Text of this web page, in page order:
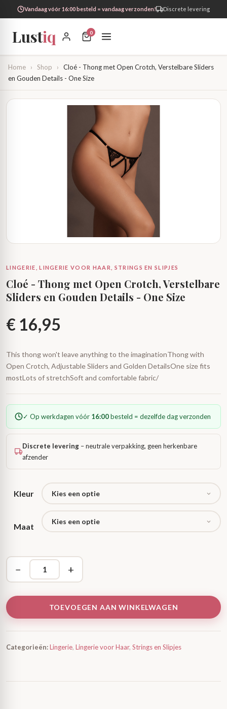
Vandaag vóór 16:00 besteld = vandaag verzonden! Discrete levering
Lustiq 0
Home › Shop ›
Cloé - Thong met Open Crotch, Verstelbare Sliders
en Gouden Details - One Size
LINGERIE, LINGERIE VOOR HAAR, STRINGS EN SLIPJES
Cloé - Thong met Open Crotch, Verstelbare
Sliders en Gouden Details - One Size
€ 16,95
This thong won't leave anything to the imaginationThong with
Open Crotch, Adjustable Sliders and Golden DetailsOne size fits
mostLots of stretchSoft and comfortable fabric/
✓ Op werkdagen vóór 16:00besteld = dezelfde dag verzonden
Discrete levering – neutrale verpakking, geen herkenbare
afzender
Kleur
Maat
− +
TOEVOEGEN AAN WINKELWAGEN
Categorieën:Lingerie, Lingerie voor Haar, Strings en Slipjes